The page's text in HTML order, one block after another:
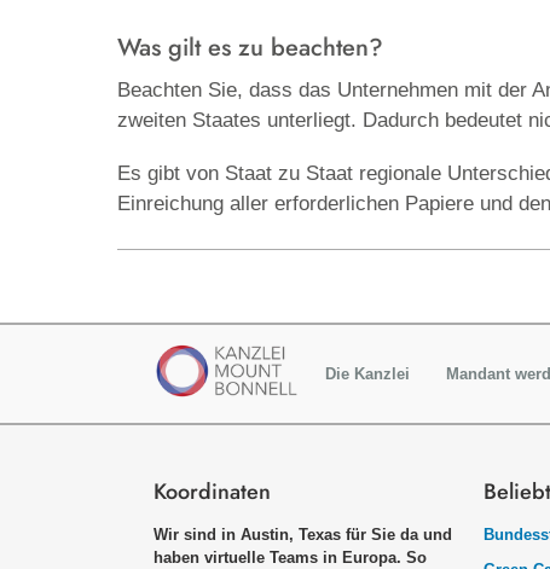
Was gilt es zu beachten?
Beachten Sie, dass das Unternehmen mit der
zweiten Staates unterliegt. Dadurch bedeutet
Es gibt von Staat zu Staat regionale
Einreichung aller erforderlichen Papiere und
Die Kanzlei Mandant
Koordinaten
Wir sind in Austin, Texas für Sie da und
haben virtuelle Teams in Europa. So